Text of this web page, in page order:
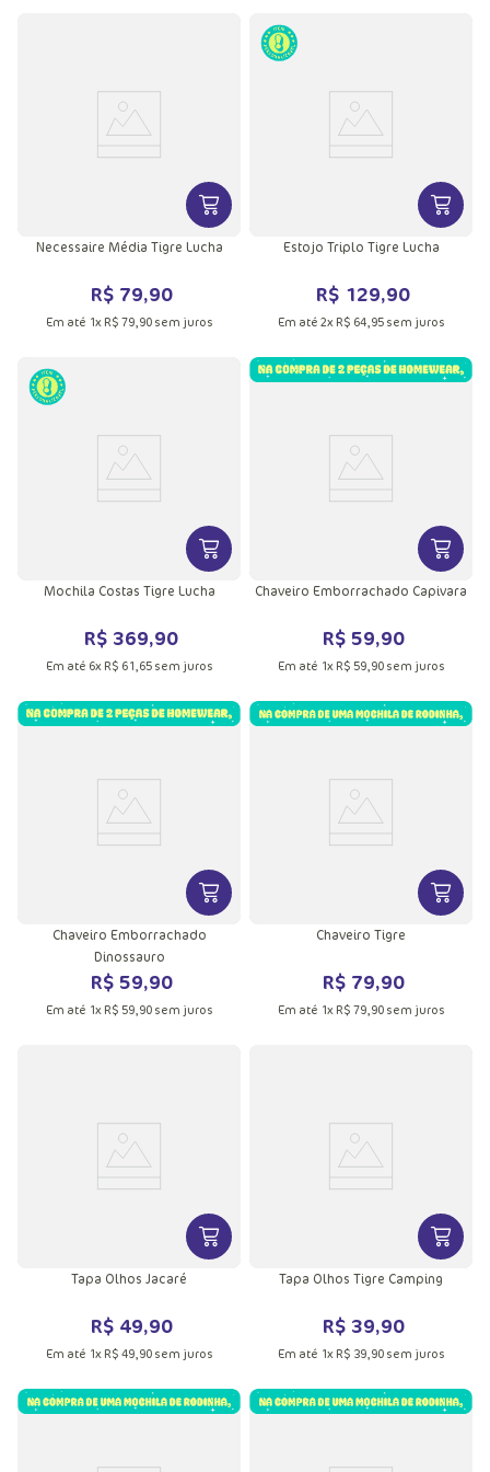
VER MAIS INFORMAÇÕES DO
Necessaire Média Tigre Lucha
R$ 79,90
Em até 1x R$ 79, 90sem juros
VER
Estojo Triplo Tigre Lucha
R$ 129,90
Em até 2x R$ 64, 95sem juros
VER MAIS INFORMAÇÕES DO
Mochila Costas Tigre Lucha
R$ 369,90
Em até 6x R$ 61 65sem juros
VER
Chaveiro Emborrachado Capivara
R$ 59,90
Em até 1x R$ 59, 90sem juros
VER MAIS INFORMAÇÕES DO
Chaveiro Emborrachado
Dinossauro
R$ 59,90
Em até 1x R$ 59, 90sem juros
VER
Chaveiro Tigre
R$ 79,90
Em até 1x R$ 79, 90sem juros
VER MAIS INFORMAÇÕES DO
Tapa Olhos Jacaré
R$ 49,90
Em até 1x R$ 49, 90sem juros
VER
Tapa Olhos Tigre Camping
R$ 39,90
Em até 1x R$ 39, 90sem juros